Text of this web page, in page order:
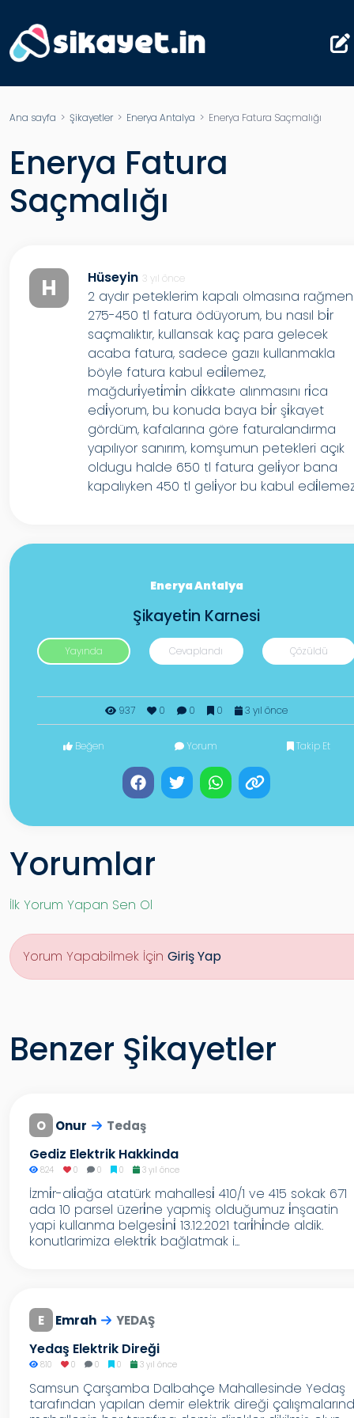
Ana sayfa > Şikayetler> Enerya Antalya > Enerya Fatura Saçmalığı
Enerya Fatura
Saçmalığı
H Hüseyin 3 yıl önce
2 aydır peteklerim kapalı olmasına rağmen
275-450 tl fatura ödüyorum, bu nasıl bi̇r
saçmalıktır, kullansak kaç para gelecek
acaba fatura, sadece gazıı kullanmakla
böyle fatura kabul edi̇lemez,
mağduri̇yeti̇mi̇n di̇kkate alınmasını ri̇ca
edi̇yorum, bu konuda baya bi̇r şi̇kayet
gördüm, kafalarına göre faturalandırma
yapılıyor sanırım, komşumun petekleri açık
oldugu halde 650 tl fatura geli̇yor bana
kapalıyken 450 tl geli̇yor bu kabul
Enerya Antalya
Şikayetin Karnesi
Yayında Cevaplandı Çözüldü
937 0 0 0 3 yıl önce
Beğen Yorum Takip Et
Yorumlar
İlk Yorum Yapan Sen Ol
Yorum Yapabilmek İçin Giriş Yap
Benzer Şikayetler
O Onur Tedaş
Gediz Elektrik Hakkinda
824 0 0 0 3 yıl önce
İzmi̇r-ali̇ağa atatürk mahallesi̇ 410/1 ve 415 sokak 671
ada 10 parsel üzeri̇ne yapmiş olduğumuz i̇nşaatin
yapi kullanma belgesi̇ni̇ 13.12.2021 tari̇hi̇nde aldik.
konutlarimiza elektri̇k bağlatmak i...
E Emrah YEDAŞ
Yedaş Elektrik Direği
810 0 0 0 3 yıl önce
Samsun Çarşamba Dalbahçe Mahallesinde Yedaş
tarafından yapılan demir elektrik direği